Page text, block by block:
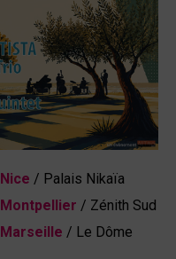
Nice / Palais Nikaïa
Montpellier / Zénith Sud
Marseille / Le Dôme